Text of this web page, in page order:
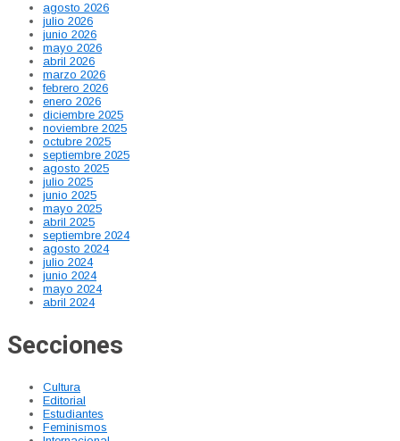
agosto 2026
julio 2026
junio 2026
mayo 2026
abril 2026
marzo 2026
febrero 2026
enero 2026
diciembre 2025
noviembre 2025
octubre 2025
septiembre 2025
agosto 2025
julio 2025
junio 2025
mayo 2025
abril 2025
septiembre 2024
agosto 2024
julio 2024
junio 2024
mayo 2024
abril 2024
Secciones
Cultura
Editorial
Estudiantes
Feminismos